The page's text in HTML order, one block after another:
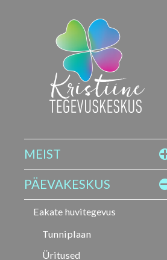
MEIST
PÄEVAKESKUS
Eakate huvitegevus
Tunniplaan
Üritused